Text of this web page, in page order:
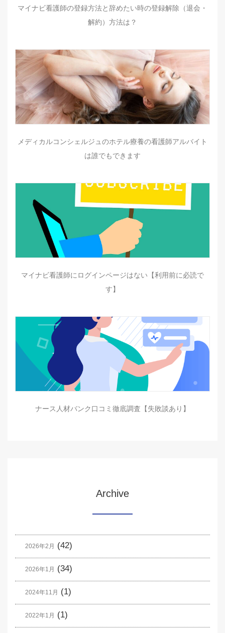
マイナビ看護師の登録方法と辞めたい時の登録解除（退会・
解約）方法は？
メディカルコンシェルジュのホテル療養の看護師アルバイト
は誰でもできます
マイナビ看護師にログインページはない【利用前に必読で
す】
ナース人材バンク口コミ徹底調査【失敗談あり】
Archive
2026年2月 (42)
2026年1月 (34)
2024年11月 (1)
2022年1月 (1)